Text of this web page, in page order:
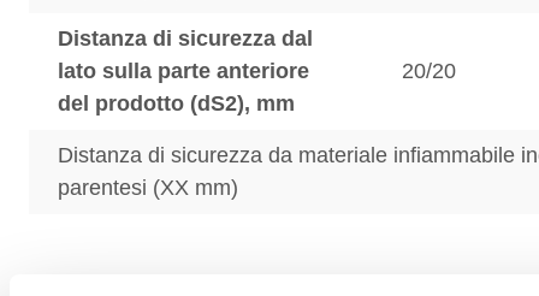
Distanza di sicurezza dal
lato sulla parte anteriore
del prodotto (dS2), mm
20/20
Distanza di sicurezza da materiale infiammabile
parentesi (XX mm)